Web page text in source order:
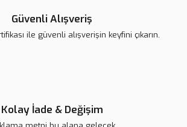
Güvenli Alışveriş
ile güvenli alışverişin keyfini çıkarın.
Kolay İade & Değişim